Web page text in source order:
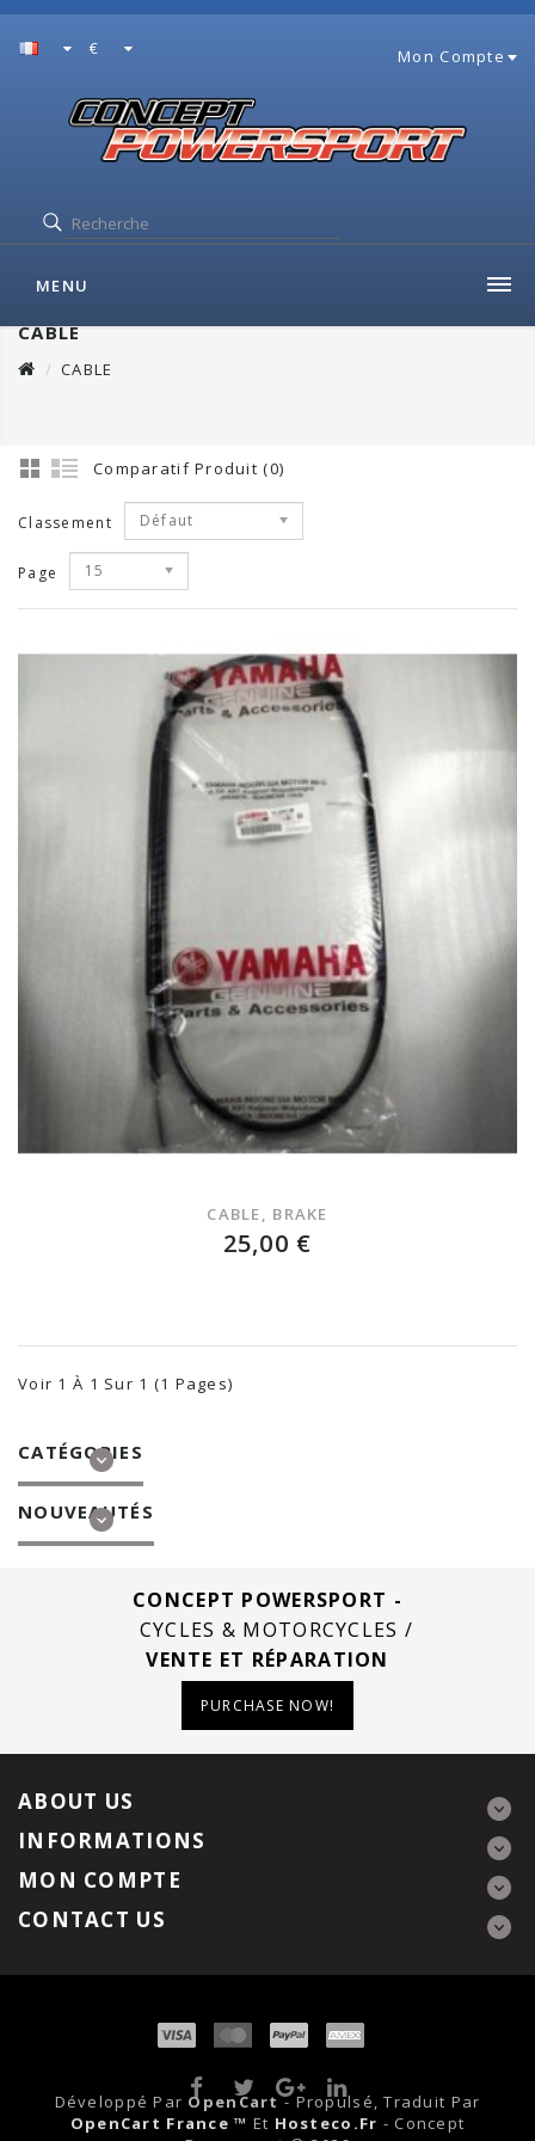
Mon Compte
€
MENU
CABLE
CABLE
Comparatif Produit (0)
Classement Défaut
Page 15
CABLE, BRAKE
25,00 €
Voir 1 À 1 Sur 1 (1 Pages)
CATÉGORIES
NOUVEAUTÉS
CONCEPT POWERSPORT -
CYCLES & MOTORCYCLES /
VENTE ET RÉPARATION
PURCHASE NOW!
ABOUT US
INFORMATIONS
MON COMPTE
CONTACT US
Développé Par OpenCart- Propulsé, Traduit Par
OpenCart France ™ Et Hosteco.fr - Concept